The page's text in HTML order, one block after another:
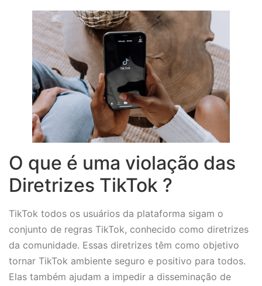
O que é uma violação das
Diretrizes TikTok ?
TikTok todos os usuários da plataforma sigam o
conjunto de regras TikTok, conhecido como diretrizes
da comunidade. Essas diretrizes têm como objetivo
tornar TikTok ambiente seguro e positivo para todos.
Elas também ajudam a impedir a disseminação de